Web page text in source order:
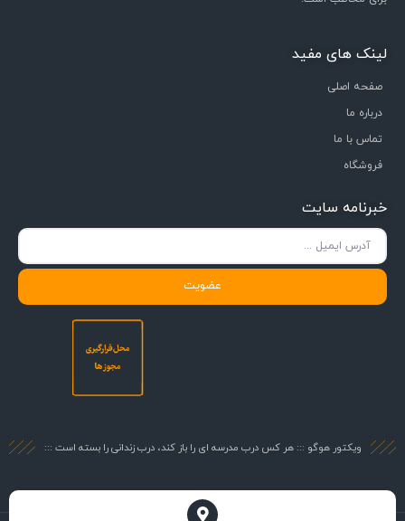
لینک های مفید
صفحه اصلی
درباره ما
تماس با ما
فروشگاه
خبرنامه سایت
عضویت
ویکتور هوگو ::: هر کس درب مدرسه ای را باز کند، درب زندانی را بسته است :::